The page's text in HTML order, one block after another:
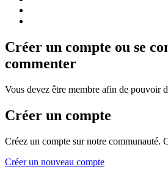
Créer un compte ou se
commenter
Vous devez être membre afin de pouvoir
Créer un compte
Créez un compte sur notre communauté.
Créer un nouveau compte